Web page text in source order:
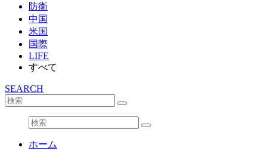
防衛
中国
米国
国際
LIFE
すべて
SEARCH
ホーム